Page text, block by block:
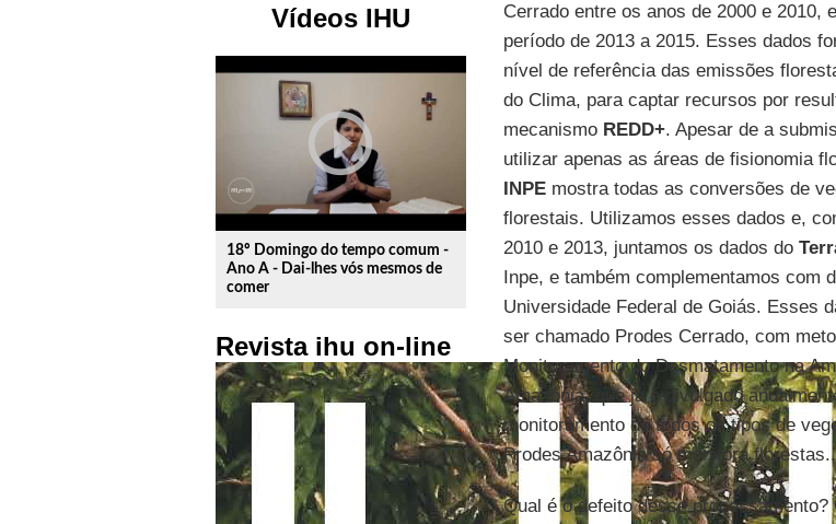
Vídeos IHU
play_circle_outline
18º Domingo do tempo comum -
Ano A - Dai-lhes vós mesmos de
comer
Revista ihu on-line
Cerrado entre os anos de 2000 e 2010,
período de 2013 a 2015. Esses dados
nível de referência das emissões
do Clima, para captar recursos por
mecanismo REDD+. Apesar de a
utilizar apenas as áreas de fisionomia
INPEmostra todas as conversões de
florestais. Utilizamos esses dados e,
2010 e 2013, juntamos os dados do
Inpe, e também complementamos com
Universidade Federal de Goiás. Esses
ser chamado Prodes Cerrado, com
Monitoramento do Desmatamento na
Amazônia, que já é divulgado
monitoramento de todos os tipos de
Prodes Amazônia só monitora florestas..
Qual é o defeito desse